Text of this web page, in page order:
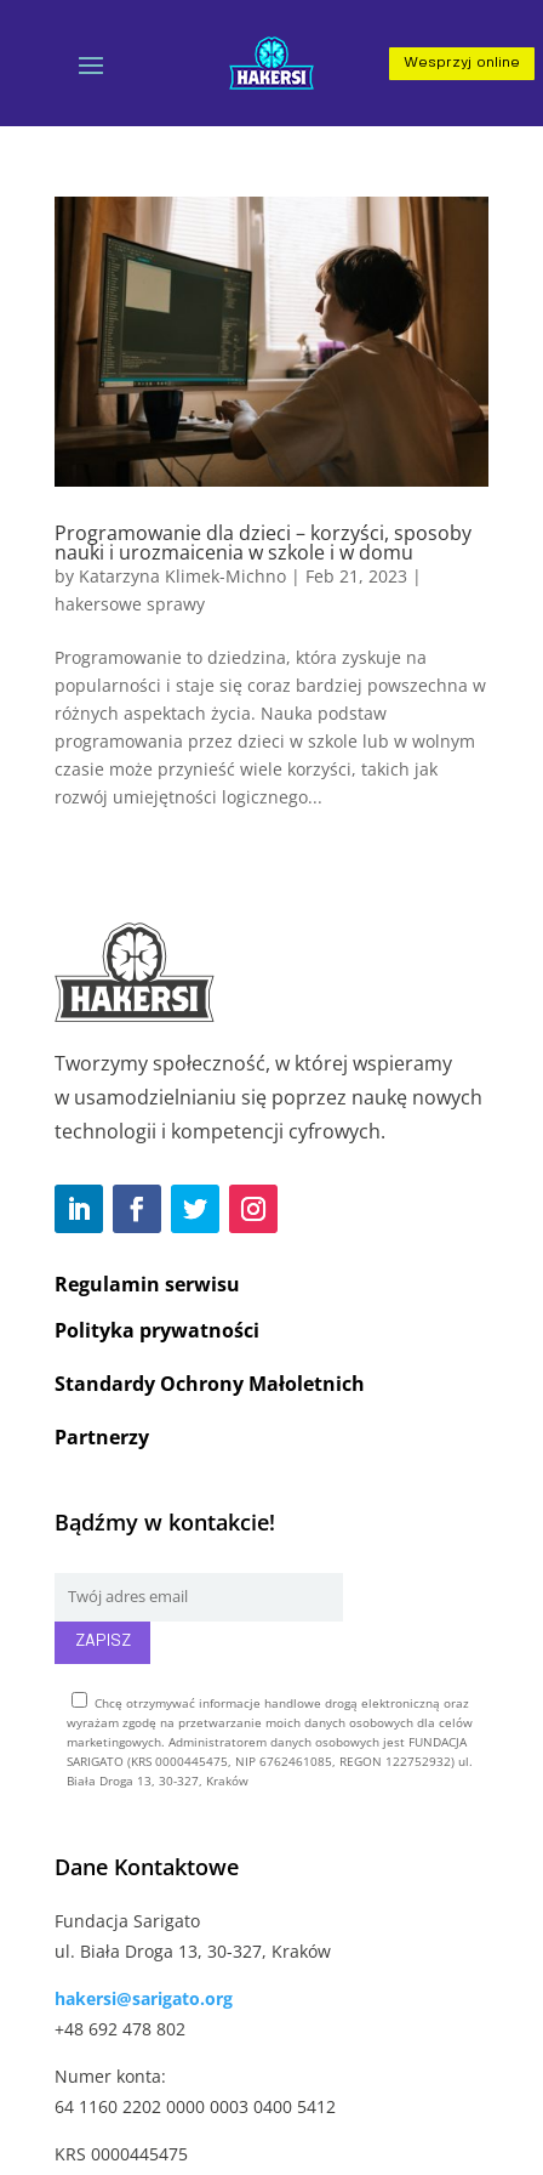
Wesprzyj online
Programowanie dla dzieci – korzyści, sposoby
nauki i urozmaicenia w szkole i w domu
by Katarzyna Klimek-Michno| Feb 21, 2023 |
hakersowe sprawy
Programowanie to dziedzina, która zyskuje na
popularności i staje się coraz bardziej powszechna w
różnych aspektach życia. Nauka podstaw
programowania przez dzieci w szkole lub w wolnym
czasie może przynieść wiele korzyści, takich jak
rozwój umiejętności logicznego...
Tworzymy społeczność, w której wspieramy
w usamodzielnianiu się poprzez naukę nowych
technologii i kompetencji cyfrowych.
Regulamin serwisu
Polityka prywatności
Standardy Ochrony Małoletnich
Partnerzy
Bądźmy w kontakcie!
Chcę otrzymywać informacje handlowe drogą elektroniczną oraz
wyrażam zgodę na przetwarzanie moich danych osobowych dla celów
marketingowych. Administratorem danych osobowych jest FUNDACJA
SARIGATO (KRS 0000445475, NIP 6762461085, REGON 122752932) ul.
Biała Droga 13, 30-327, Kraków
Dane Kontaktowe
Fundacja Sarigato
ul. Biała Droga 13, 30-327, Kraków
hakersi@sarigato.org
+48 692 478 802
Numer konta:
64 1160 2202 0000 0003 0400 5412
KRS 0000445475